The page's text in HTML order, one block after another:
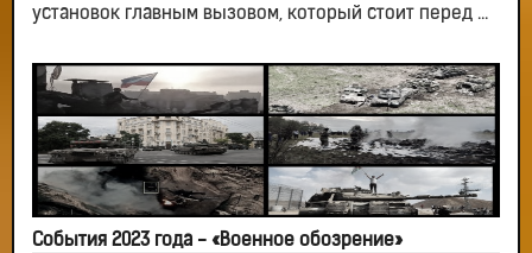
установок главным вызовом, который стоит перед ...
События 2023 года - «Военное обозрение»